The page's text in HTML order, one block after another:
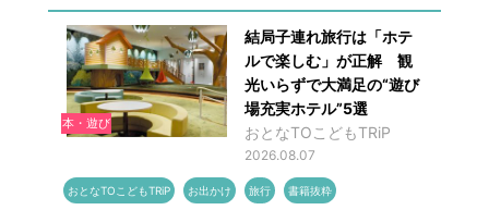
本・遊び
結局子連れ旅行は「ホテ
ルで楽しむ」が正解 観
光いらずで大満足の“遊び
場充実ホテル”5選
おとなTOこどもTRiP
2026.08.07
おとなTOこどもTRiP お出かけ 旅行 書籍抜粋